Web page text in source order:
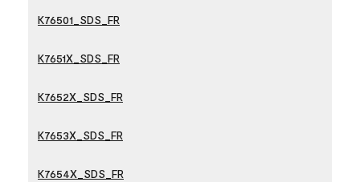
K76501_SDS_FR
K7651X_SDS_FR
K7652X_SDS_FR
K7653X_SDS_FR
K7654X_SDS_FR